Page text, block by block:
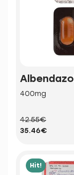
400mg
42.55€
35.46€
Hit!